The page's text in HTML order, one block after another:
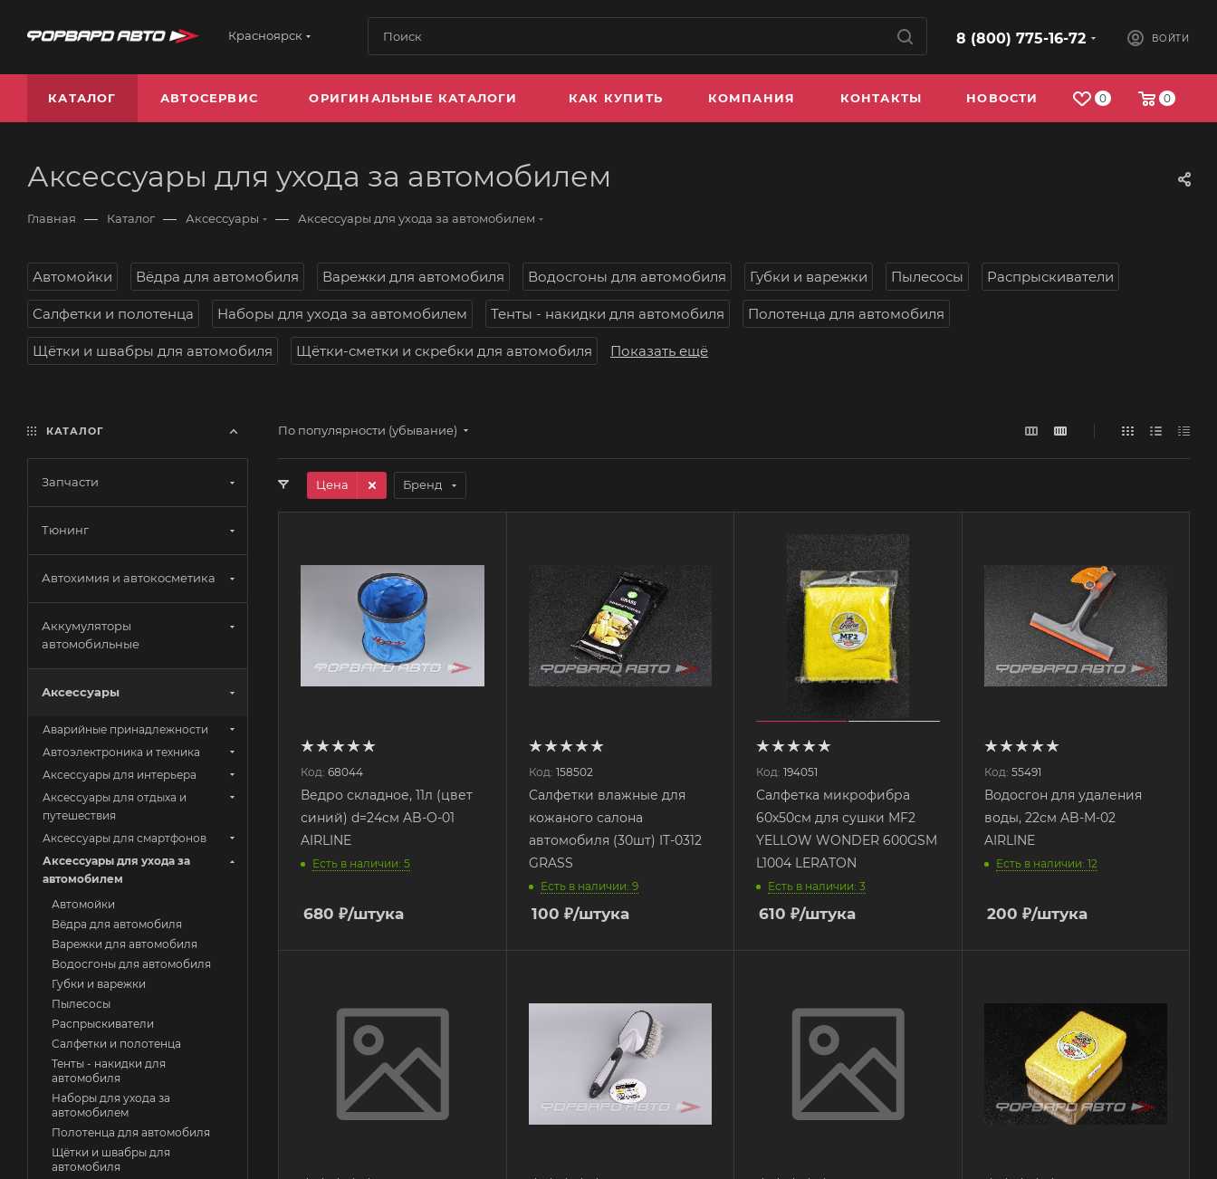
Красноярск 8 (800) 775-16-72 ВОЙТИ
0 0
КАТАЛОГ АВТОСЕРВИС ОРИГИНАЛЬНЫЕ КАТАЛОГИ КАК КУПИТЬ КОМПАНИЯ КОНТАКТЫ НОВОСТИ
Аксессуары для ухода за автомобилем
Главная — Каталог — Аксессуары — Аксессуары для ухода за автомобилем
Автомойки Вёдра для автомобиля Варежки для автомобиля Водосгоны для автомобиля Губки и варежки Пылесосы Распрыскиватели
Салфетки и полотенца Наборы для ухода за автомобилем Тенты - накидки для автомобиля Полотенца для автомобиля
Щётки и швабры для автомобиля Щётки-сметки и скребки для автомобиля Показать ещё
По популярности (убывание)
Цена Бренд
Код: 68044
Ведро складное, 11л (цвет
синий) d=24см AB-O-01
AIRLINE
Есть в наличии: 5
680 ₽/штука
Код: 158502
Салфетки влажные для
кожаного салона
автомобиля (30шт) IT-0312
GRASS
Есть в наличии: 9
100 ₽/штука
Код: 194051
Салфетка микрофибра
60х50см для сушки MF2
YELLOW WONDER 600GSM
L1004 LERATON
Есть в наличии: 3
610 ₽/штука
Код: 55491
Водосгон для удаления
воды, 22см AB-M-02
AIRLINE
Есть в наличии: 12
200 ₽/штука
КАТАЛОГ
Запчасти
Тюнинг
Автохимия и автокосметика
Аккумуляторы
автомобильные
Аксессуары
Аварийные принадлежности
Автоэлектроника и техника
Аксессуары для интерьера
Аксессуары для отдыха и
путешествия
Аксессуары для смартфонов
Аксессуары для ухода за
автомобилем
Автомойки
Вёдра для автомобиля
Варежки для автомобиля
Водосгоны для автомобиля
Губки и варежки
Пылесосы
Распрыскиватели
Салфетки и полотенца
Тенты - накидки для
автомобиля
Наборы для ухода за
автомобилем
Полотенца для автомобиля
Щётки и швабры для
автомобиля